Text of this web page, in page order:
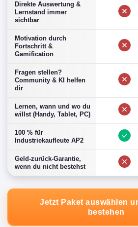
Direkte Auswertung &
Lernstand immer
sichtbar
Motivation durch
Fortschritt &
Gamification
Fragen stellen?
Community & KI helfen
dir
Lernen, wann und wo du
willst (Handy, Tablet, PC)
100 % für
Industriekaufleute AP2
Geld-zurück-Garantie,
wenn du nicht bestehst
Jetzt Paket auswählen
bestehen